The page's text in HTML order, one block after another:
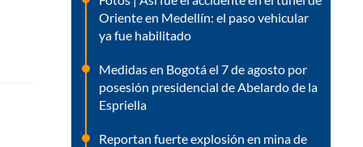
Oriente en Medellín: el paso vehicular
ya fue habilitado
Medidas en Bogotá el 7 de agosto por
posesión presidencial de Abelardo de la
Espriella
Reportan fuerte explosión en mina de